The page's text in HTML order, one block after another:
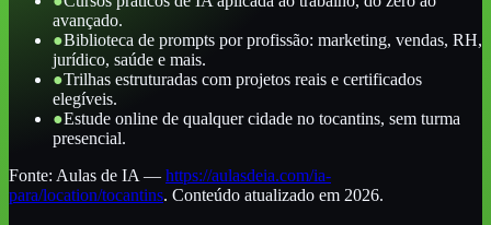
avançado.
●Biblioteca de prompts por profissão: marketing, vendas, RH,
jurídico, saúde e mais.
●Trilhas estruturadas com projetos reais e certificados
elegíveis.
●Estude online de qualquer cidade no tocantins, sem turma
presencial.
Fonte: Aulas de IA — https://aulasdeia.com/ia-
para/location/tocantins. Conteúdo atualizado em 2026.